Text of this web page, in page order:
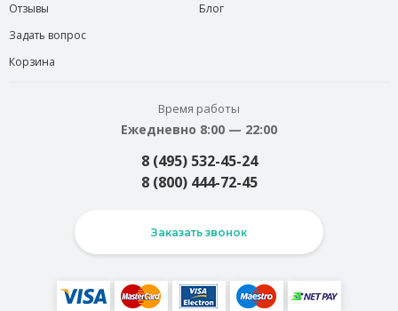
Отзывы
Задать вопрос
Корзина
Блог
Время работы
Ежедневно 8:00 — 22:00
8 (495) 532-45-24
8 (800) 444-72-45
Заказать звонок